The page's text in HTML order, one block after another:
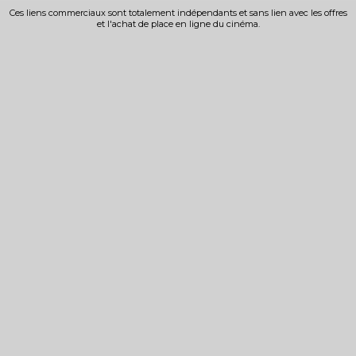
Ces liens commerciaux sont totalement indépendants et sans lien avec les offres
et l'achat de place en ligne du cinéma.